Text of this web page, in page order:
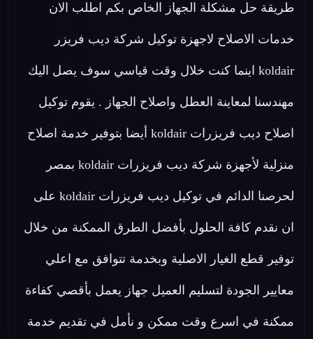
طريقة حل مشكلة الجهاز الخاص بكم اطلب الان
خدمات الاصلاح لاجهزة توكيل شركة ديب فريزر
koldair اينما كنت خلال وقت قياسي سوف يصل اليك
مهندسنا لمعاينة العطل واصلاح الجهاز . يقوم توكيل
اصلاح ديب فريزرات koldair أيضا بتوفير خدمة اصلاح
منزلية لأجهزة شركة ديب فريزرات koldair بمصر
لحرصنا الدائم في توكيل ديب فريزرات koldair على
ان نقدم كافة الحلول بأفضل الطرق الممكنة من خلال
توفير قطع الغيار الاصلية وبخدمة تتوافق مع اعلي
معايير الجودة لتسليم العميل جهاز يعمل بأقصي كفاءة
ممكنة في اسرع وقت ممكن و نأمل في تقديم خدمة